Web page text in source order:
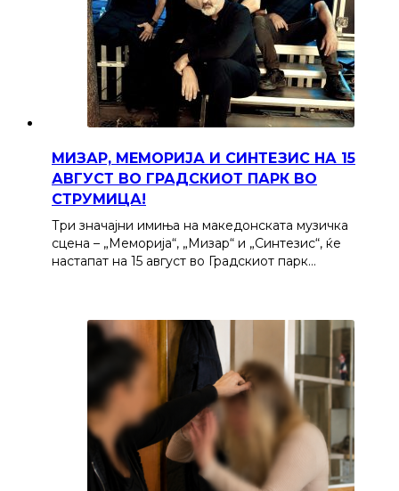
МИЗАР, МЕМОРИЈА И СИНТЕЗИС НА 15
АВГУСТ ВО ГРАДСКИОТ ПАРК ВО
СТРУМИЦА!
Три значајни имиња на македонската музичка
сцена – „Меморија“, „Мизар“ и „Синтезис“, ќе
настапат на 15 август во Градскиот парк…